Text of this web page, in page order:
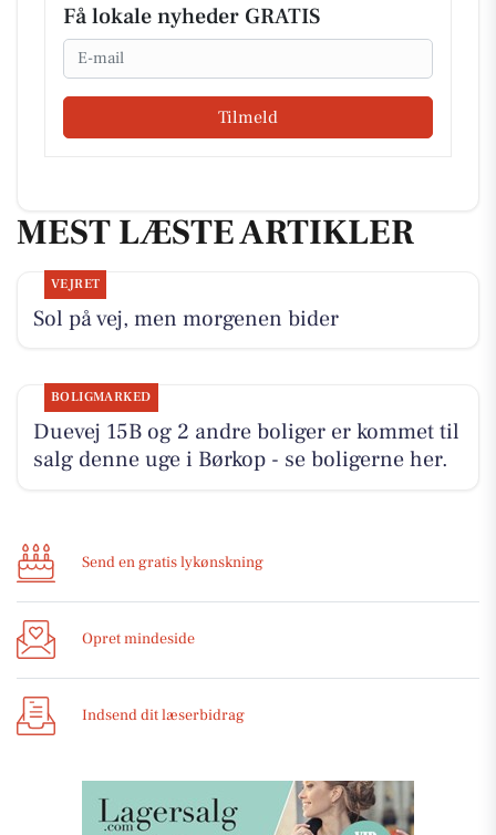
Få lokale nyheder GRATIS
Email
Tilmeld
MEST LÆSTE ARTIKLER
VEJRET
Sol på vej, men morgenen bider
BOLIGMARKED
Duevej 15B og 2 andre boliger er kommet til
salg denne uge i Børkop - se boligerne her.
Send en gratis lykønskning
Opret mindeside
Indsend dit læserbidrag